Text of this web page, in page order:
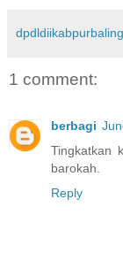
1 comment:
berbagi
Tingkatkan
barokah.
Reply